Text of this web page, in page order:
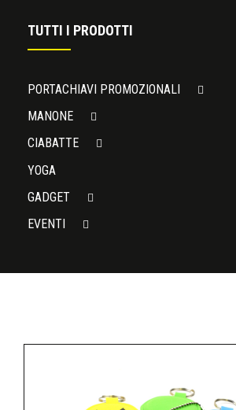
TUTTI I PRODOTTI
PORTACHIAVI PROMOZIONALI
MANONE
CIABATTE
YOGA
GADGET
EVENTI